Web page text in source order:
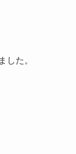
した。